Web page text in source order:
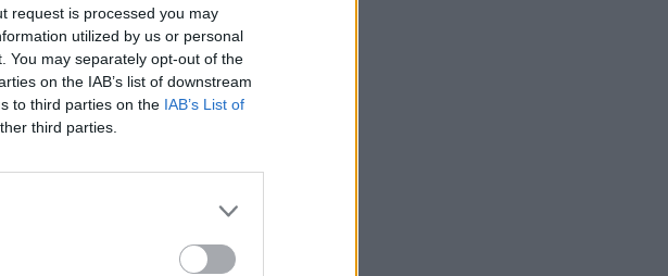
request is processed you may
utilized by us or personal
You may separately opt-out of the
on the IAB’s list of downstream
to third parties on the IAB’s List of
third parties.
επίπεδο
να
να
χωρίς να
σας